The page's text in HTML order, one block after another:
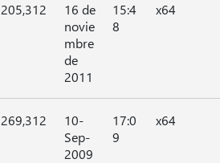
205,312
16 de
novie
mbre
de
2011
15:4
8
x64
269,312
10-
Sep-
2009
17:0
9
x64